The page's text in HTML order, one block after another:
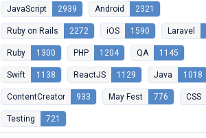
JavaScript 2939 Android 2321
Ruby on Rails 2272 iOS 1590 Laravel
Ruby 1300 PHP 1204 QA 1145
Swift 1138 ReactJS 1129 Java 1018
ContentCreator 933 May Fest 776 CSS
Testing 721